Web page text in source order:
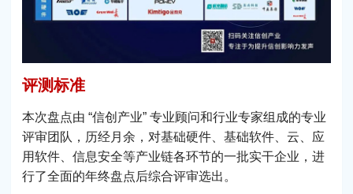
评测标准
本次盘点由 “信创产业” 专业顾问和行业专家组成的专业
评审团队，历经月余，对基础硬件、基础软件、云、应
用软件、信息安全等产业链各环节的一批实干企业，进
行了全面的年终盘点后综合评审选出。